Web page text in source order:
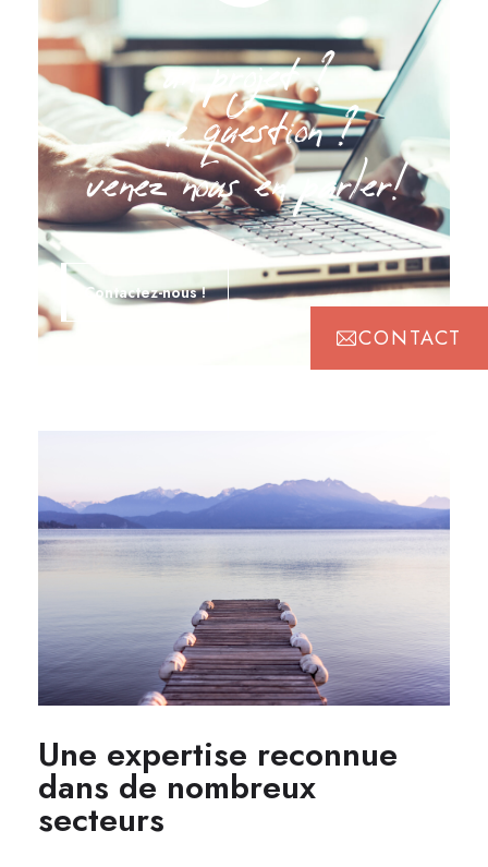
CONTACT
un projet ?
une question ?
venez nous en parler!
Contactez-nous !
Une expertise reconnue
dans de nombreux
secteurs